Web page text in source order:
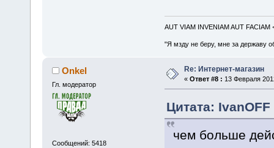
AUT VIAM INVENIAM AUT FACIAM
"Я мзду не беру, мне за державу
Onkel
Гл. модератор
Сообщений: 5418
Re: Интернет-магазин
« Ответ #8 : 13 Февраля
Цитата:
чем больше